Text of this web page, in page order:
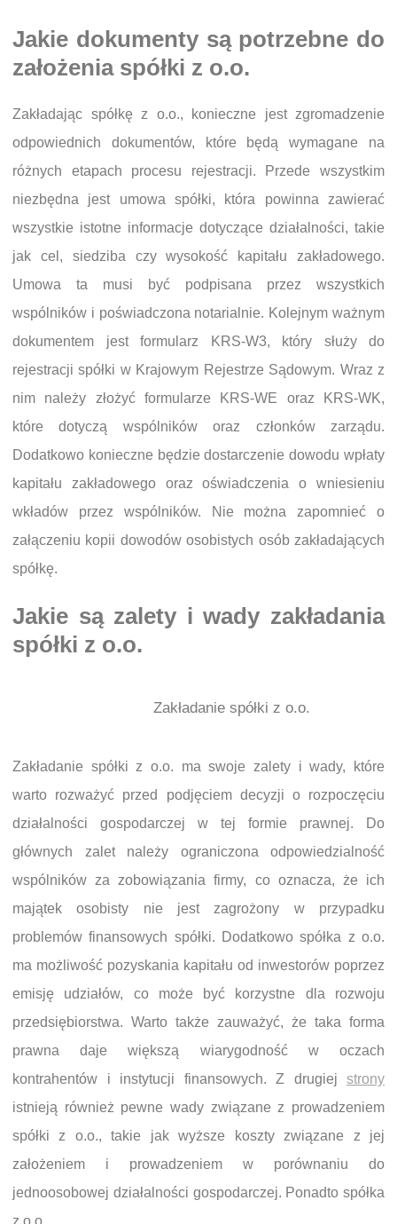
Jakie dokumenty są potrzebne do
założenia spółki z o.o.
Zakładając spółkę z o.o., konieczne jest zgromadzenie
odpowiednich dokumentów, które będą wymagane na
różnych etapach procesu rejestracji. Przede wszystkim
niezbędna jest umowa spółki, która powinna zawierać
wszystkie istotne informacje dotyczące działalności, takie
jak cel, siedziba czy wysokość kapitału zakładowego.
Umowa ta musi być podpisana przez wszystkich
wspólników i poświadczona notarialnie. Kolejnym ważnym
dokumentem jest formularz KRS-W3, który służy do
rejestracji spółki w Krajowym Rejestrze Sądowym. Wraz z
nim należy złożyć formularze KRS-WE oraz KRS-WK,
które dotyczą wspólników oraz członków zarządu.
Dodatkowo konieczne będzie dostarczenie dowodu wpłaty
kapitału zakładowego oraz oświadczenia o wniesieniu
wkładów przez wspólników. Nie można zapomnieć o
załączeniu kopii dowodów osobistych osób zakładających
spółkę.
Jakie są zalety i wady zakładania
spółki z o.o.
Zakładanie spółki z o.o.
Zakładanie spółki z o.o. ma swoje zalety i wady, które
warto rozważyć przed podjęciem decyzji o rozpoczęciu
działalności gospodarczej w tej formie prawnej. Do
głównych zalet należy ograniczona odpowiedzialność
wspólników za zobowiązania firmy, co oznacza, że ich
majątek osobisty nie jest zagrożony w przypadku
problemów finansowych spółki. Dodatkowo spółka z o.o.
ma możliwość pozyskania kapitału od inwestorów poprzez
emisję udziałów, co może być korzystne dla rozwoju
przedsiębiorstwa. Warto także zauważyć, że taka forma
prawna daje większą wiarygodność w oczach
kontrahentów i instytucji finansowych. Z drugiej strony
istnieją również pewne wady związane z prowadzeniem
spółki z o.o., takie jak wyższe koszty związane z jej
założeniem i prowadzeniem w porównaniu do
jednoosobowej działalności gospodarczej. Ponadto spółka
z o.o.